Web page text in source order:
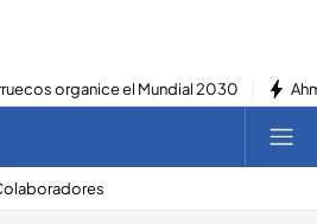
organice el Mundial 2030